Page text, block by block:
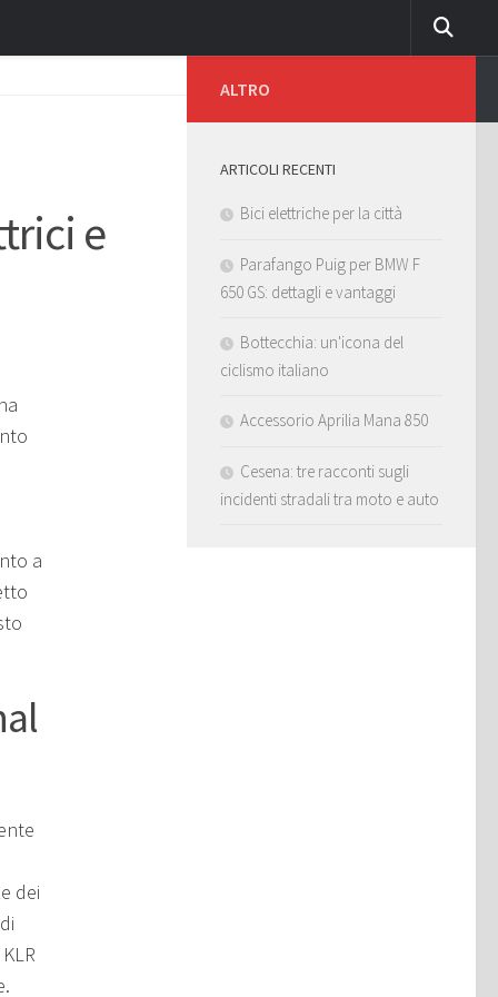
e
a
dei
ALTRO
ARTICOLI RECENTI
Bici elettriche per la città
Parafango Puig per BMW F
650 GS: dettagli e vantaggi
Bottecchia: un'icona del
ciclismo italiano
Accessorio Aprilia Mana 850
Cesena: tre racconti sugli
incidenti stradali tra moto e auto